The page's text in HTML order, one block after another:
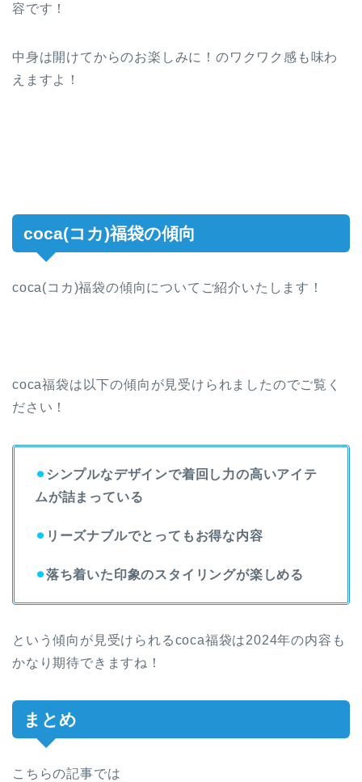
容です！
中身は開けてからのお楽しみに！のワクワク感も味わ
えますよ！
coca(コカ)福袋の傾向
coca(コカ)福袋の傾向についてご紹介いたします！
coca福袋は以下の傾向が見受けられましたのでご覧く
ださい！
⚫︎ シンプルなデザインで着回し力の高いアイテ
ムが詰まっている
⚫︎ リーズナブルでとってもお得な内容
⚫︎落ち着いた印象のスタイリングが楽しめる
という傾向が見受けられるcoca福袋は2024年の内容も
かなり期待できますね！
まとめ
こちらの記事では